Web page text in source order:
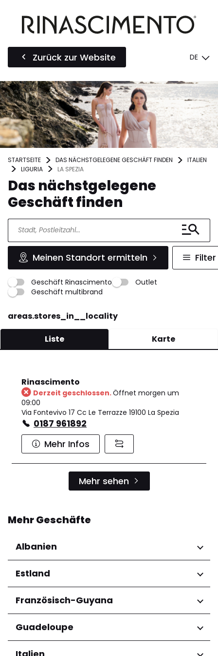
Zurück zur Website DE
STARTSEITE DAS NÄCHSTGELEGENE GESCHÄFT FINDEN
ITALIEN
LIGURIA
LA SPEZIA
Das nächstgelegene
Geschäft finden
Meinen Standort ermitteln Filter
Geschäft Rinascimento
Outlet
Geschäft multibrand
areas.stores_in__locality
Liste Karte
Rinascimento
Derzeit geschlossen.Öffnet morgen um
09:00
Via Fontevivo 17 Cc Le Terrazze 19100 La Spezia
0187 961892
Mehr Infos
Mehr sehen
Mehr Geschäfte
Albanien
Regionen
Qarku i Tiranës
Estland
Regionen
Harju maakond
Tartu maakond
Französisch-Guyana
Regionen
Arrondissement de Cayenne
Guadeloupe
Regionen